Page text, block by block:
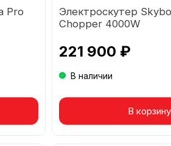
Pro
Товар в корзине
Электроскутер
Chopper 4000W
221 900 ₽
В наличии
В корзину